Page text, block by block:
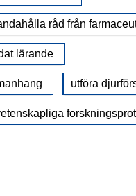
råd från
lärande
utföra